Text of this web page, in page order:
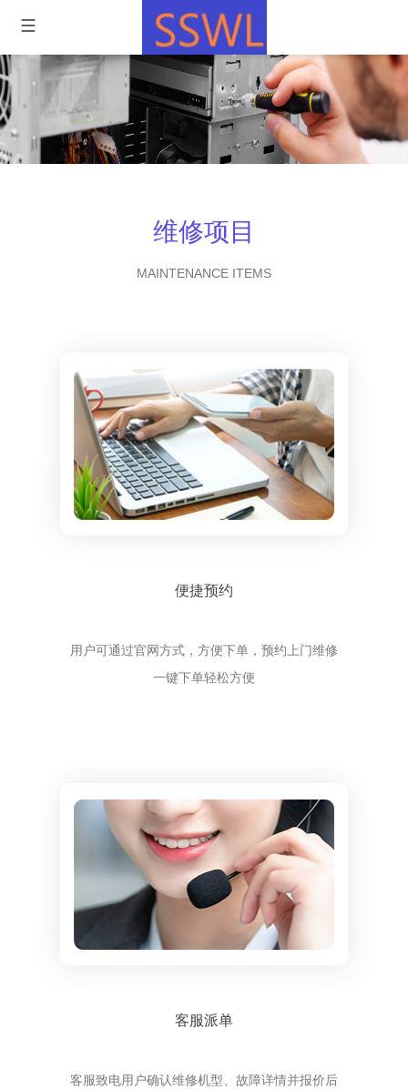
维修项目
MAINTENANCE ITEMS
便捷预约
用户可通过官网方式，方便下单，预约上门维修
一键下单轻松方便
客服派单
客服致电用户确认维修机型、故障详情并报价后